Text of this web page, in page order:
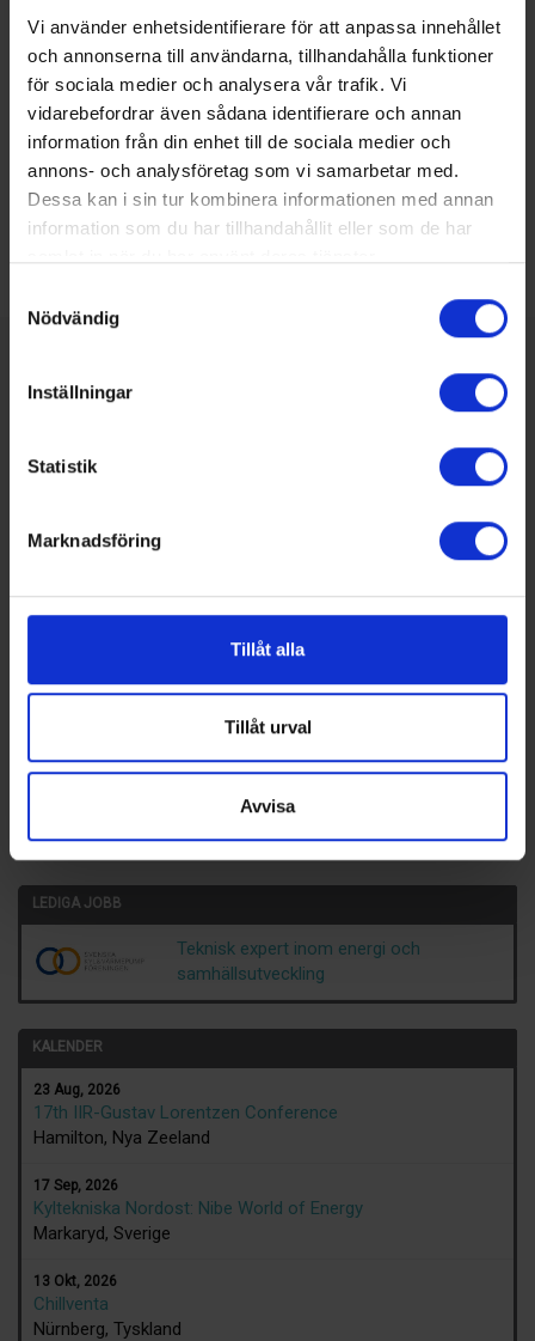
Vi använder enhetsidentifierare för att anpassa innehållet
och annonserna till användarna, tillhandahålla funktioner
för sociala medier och analysera vår trafik. Vi
vidarebefordrar även sådana identifierare och annan
information från din enhet till de sociala medier och
annons- och analysföretag som vi samarbetar med.
Dessa kan i sin tur kombinera informationen med annan
information som du har tillhandahållit eller som de har
Nödvändig
Inställningar
Statistik
Marknadsföring
Tillåt alla
Tillåt urval
Avvisa
Energimyndigheten
Dela på:
Facebook
Twitter
MEDIAPLAN
Här kan du bland annat läsa om:
Skol-SM avgjordes i Malmö
Energipålar i demonstrationsprojekt
Norrköpingen som firar 30 år
Intryck från Nordbygg
PRENUMERERA PÅ VÅR TIDNING
Klicka här för att läsa mer om tidningen och prenumeration
LEDIGA JOBB
Teknisk expert inom energi och
samhällsutveckling
KALENDER
23 Aug, 2026
17th IIR-Gustav Lorentzen Conference
Hamilton, Nya Zeeland
17 Sep, 2026
Kyltekniska Nordost: Nibe World of Energy
Markaryd, Sverige
13 Okt, 2026
Chillventa
Nürnberg, Tyskland